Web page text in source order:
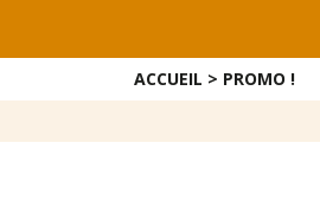
ACCUEIL > PROMO !